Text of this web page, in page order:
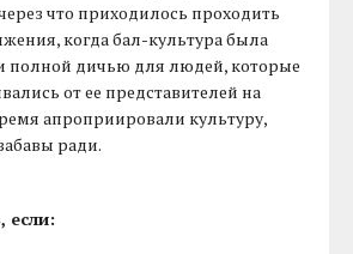
что приходилось проходить
когда бал-культура была
полной дичью для людей, которые
от ее представителей на
апроприировали культуру,
ради.
если: